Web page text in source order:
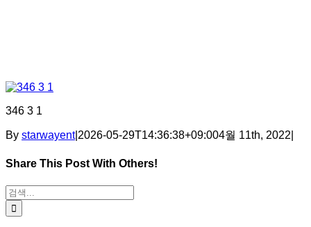
346 3 1
By starwayent| 2026-05-29T14:36:38+09:004월 11th, 2022
Share This Post With Others!
Facebook
X
Tumblr
Pinterest
이메일
검색: